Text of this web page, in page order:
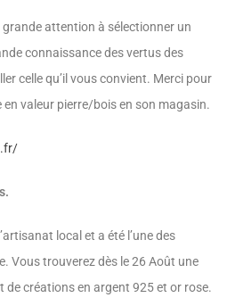
attention à sélectionner un
connaissance des vertus des
celle qu’il vous convient. Merci pour
valeur pierre/bois en son magasin.
local et a été l’une des
Vous trouverez dès le 26 Août une
de créations en argent 925 et or rose.